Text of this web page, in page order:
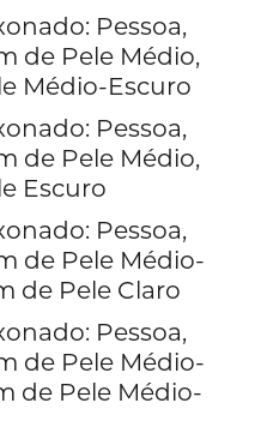
Pessoa,
de Pele Médio,
Médio-Escuro
Pessoa,
de Pele Médio,
Escuro
Pessoa,
de Pele Médio-
de Pele Claro
Pessoa,
de Pele Médio-
de Pele Médio-